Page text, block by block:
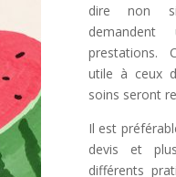
dire non
prestations.
utile à ceux
soins seront
Il est
devis et
différents